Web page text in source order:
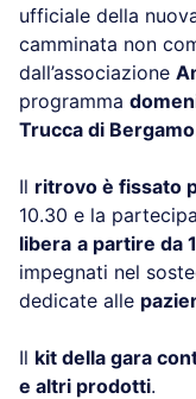
ufficiale della
camminata non
dall’associazione
programma
Trucca di Bergamo
Il ritrovo è fissato
10.30 e la
libera a partire da
impegnati nel
dedicate alle
Il kit della gara
e altri prodotti.